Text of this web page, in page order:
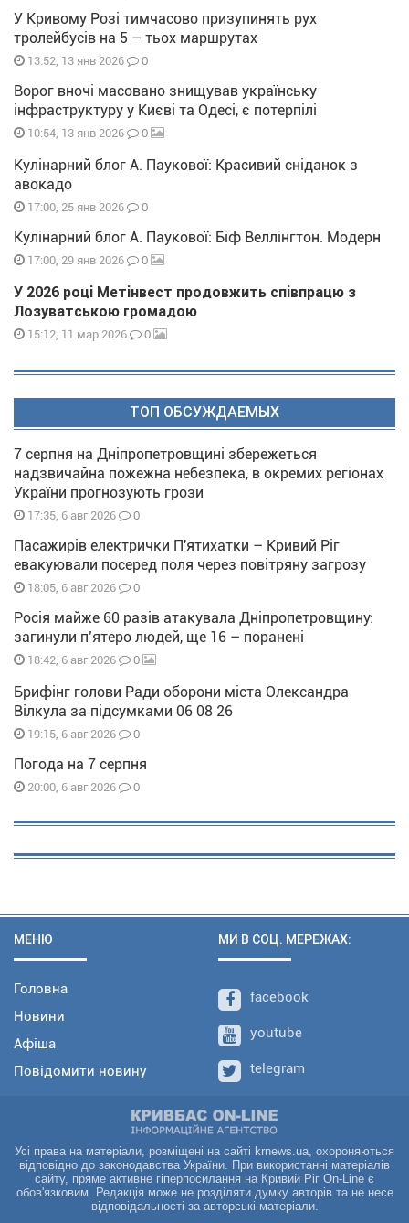
У Кривому Розі тимчасово призупинять рух
тролейбусів на 5 – тьох маршрутах
13:52, 13 янв 2026 0
Ворог вночі масовано знищував українську
інфраструктуру у Києві та Одесі, є потерпілі
10:54, 13 янв 2026 0
Кулінарний блог А. Паукової: Красивий сніданок з
авокадо
17:00, 25 янв 2026 0
Кулінарний блог А. Паукової: Біф Веллінгтон. Модерн
17:00, 29 янв 2026 0
У 2026 році Метінвест продовжить співпрацю з
Лозуватською громадою
15:12, 11 мар 2026 0
ТОП ОБСУЖДАЕМЫХ
7 серпня на Дніпропетровщині збережеться
надзвичайна пожежна небезпека, в окремих регіонах
України прогнозують грози
17:35, 6 авг 2026 0
Пасажирів електрички П'ятихатки – Кривий Ріг
евакуювали посеред поля через повітряну загрозу
18:05, 6 авг 2026 0
Росія майже 60 разів атакувала Дніпропетровщину:
загинули п’ятеро людей, ще 16 – поранені
18:42, 6 авг 2026 0
Брифінг голови Ради оборони міста Олександра
Вілкула за підсумками 06 08 26
19:15, 6 авг 2026 0
Погода на 7 серпня
20:00, 6 авг 2026 0
МЕНЮ
Головна
Новини
Афіша
Повідомити новину
МИ В СОЦ. МЕРЕЖАХ:
facebook
youtube
telegram
Усі права на матеріали, розміщені на сайті krnews.ua, охороняються
відповідно до законодавства України. При використанні матеріалів
сайту, пряме активне гіперпосилання на Кривий Ріг On-Line є
обов'язковим. Редакція може не розділяти думку авторів та не несе
відповідальності за авторські матеріали.